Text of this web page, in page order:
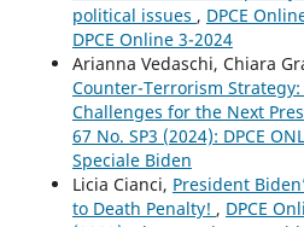
political issues , DPCE
DPCE Online 3-2024
Arianna Vedaschi, Chiara
Counter-Terrorism
Challenges for the Next
67 No. SP3 (2024): DPCE
Speciale Biden
Licia Cianci, President
to Death Penalty! , DPCE